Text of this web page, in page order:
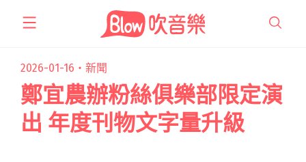
2026-01-16・ 新聞
鄭宜農辦粉絲俱樂部限定演
出 年度刊物文字量升級